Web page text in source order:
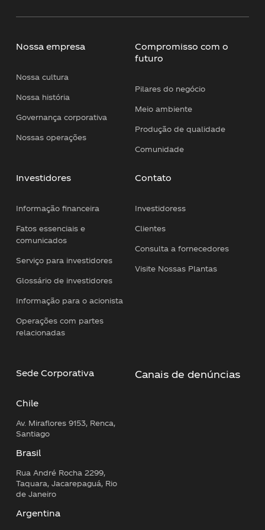
Nossa empresa
Nossa cultura
Nossa história
Governança corporativa
Nossas operações
Compromisso com o
futuro
Pilares do negócio
Meio ambiente
Produção de qualidade
Comunidade
Investidores
Informação financeira
Fatos essenciais e
comunicados
Serviço para investidores
Glossário de investidores
Informação para o acionista
Operações com partes
relacionadas
Contato
Investidoress
Clientes
Consulta a fornecedores
Visite Nossas Plantas
Sede Corporativa
Chile
Av. Miraflores 9153, Renca,
Santiago
Brasil
Rua André Rocha 2299,
Taquara, Jacarepaguá, Rio
de Janeiro
Argentina
Canais de denúncias